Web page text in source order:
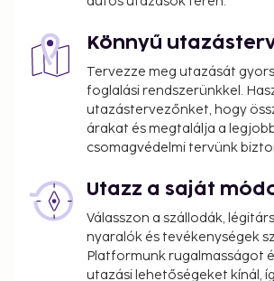
deposits may not include tax and
change.
Cash transactions at this
exceed EUR 1000, due to
For further details, please
using information in the
Cashless payment methods are
transactions and guests can
with a mobile device.
Contactless check-in and
are available.
Könnyű
Tervezze meg utazását
foglalási rendszerünkkel.
utazástervezőnket, hogy
árakat és megtalálja a
csomagvédelmi tervünk
Utazz a saját
Válasszon a szállodák,
nyaralók és tevékenységek
Platformunk rugalmasságot
utazási lehetőségeket kínál,